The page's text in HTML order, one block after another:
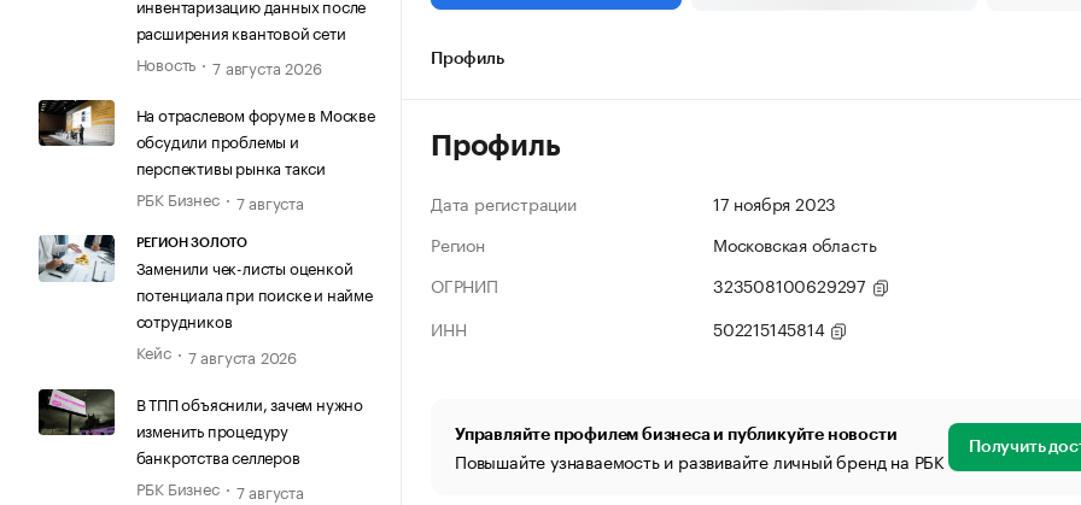
расширения квантовой сети
Новость
7 августа 2026
На отраслевом форуме в Москве
обсудили проблемы и
перспективы рынка такси
РБК Бизнес
7 августа
РЕГИОН ЗОЛОТО
Заменили чек-листы оценкой
потенциала при поиске и найме
сотрудников
Кейс
7 августа 2026
В ТПП объяснили, зачем нужно
изменить процедуру
банкротства селлеров
РБК Бизнес
7 августа
Профиль
Профиль
Дата регистрации
17 ноября 2023
Регион
Московская область
ОГРНИП
323508100629297
ИНН
502215145814
Управляйте профилем бизнеса и публикуйте новости
Повышайте узнаваемость и развивайте личный бренд на РБК Получить